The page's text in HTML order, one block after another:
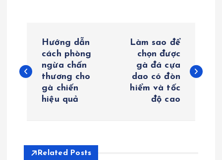
ề
Hướng dẫn
cách phòng
ngừa chấn
thương cho
gà chiến
hiệu quả
Làm sao để
chọn được
gà đá cựa
dao có đòn
hiểm và tốc
độ cao
Related Posts